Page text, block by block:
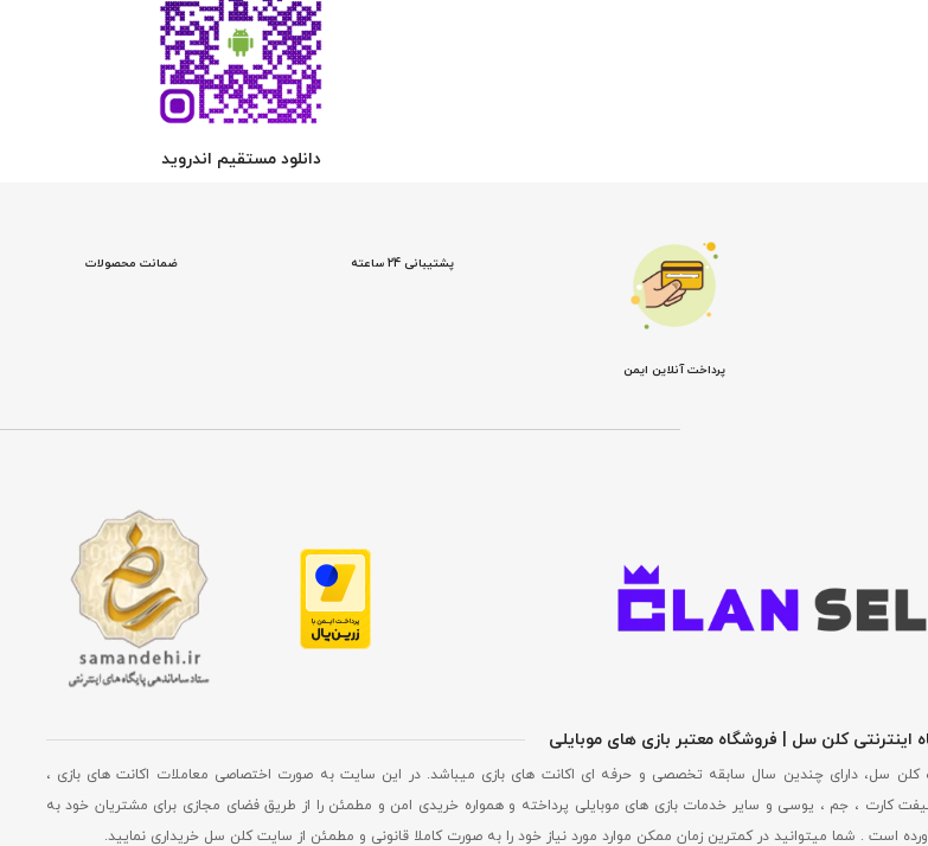
دانلود مستقیم اندروید
پرداخت آنلاین ایمن
پشتیبانی 24 ساعته ضمانت محصولات
اینترنتی کلن سل | فروشگاه معتبر بازی های موبایلی
کلن سل، دارای چندین سال سابقه تخصصی و حرفه ای اکانت های بازی میباشد. در این سایت به صورت اختصاصی معاملات اکانت های بازی ،
کارت ، جم ، یوسی و سایر خدمات بازی های موبایلی پرداخته و همواره خریدی امن و مطمئن را از طریق فضای مجازی برای مشتریان خود به
است . شما میتوانید در کمترین زمان ممکن موارد مورد نیاز خود را به صورت کاملا قانونی و مطمئن از سایت کلن سل خریداری نمایید.